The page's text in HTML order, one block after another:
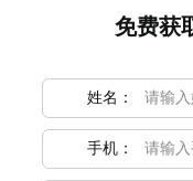
免费获
姓名：
手机：